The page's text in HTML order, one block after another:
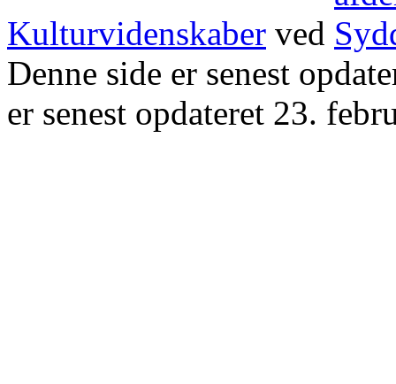
Kulturvidenskaber ved
Denne side er senest
er senest opdateret 23.